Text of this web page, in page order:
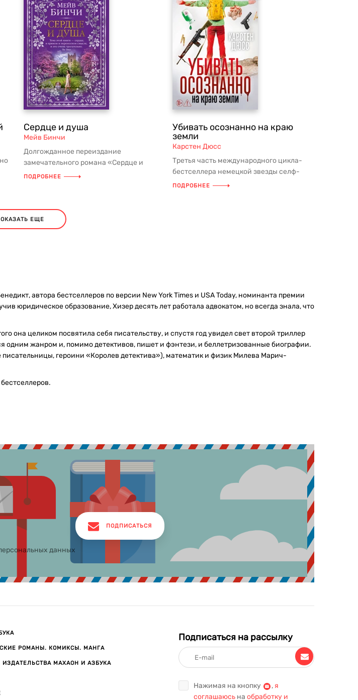
Сердце и душа
Мейв Бинчи
Долгожданное переиздание
замечательного романа «Сердце и
душа» ирландской писательницы и
ПОДРОБНЕЕ
Убивать осознанно на краю
земли
Карстен Дюсс
Третья часть международного цикла-
бестселлера немецкой звезды селф-
хелп триллеров Карстена Дюсса. Ун...
ПОДРОБНЕЕ
ЕЩЕ
автора бестселлеров по версии New York Times и USA Today, номинанта премии
юридическое образование, Хизер десять лет работала адвокатом, но всегда знала, что
целиком посвятила себя писательству, и спустя год увидел свет второй триллер
жанром и, помимо детективов, пишет и фэнтези, и беллетризованные биографии.
героини «Королев детектива»), математик и физик Милева Марич-
данных
ПОДПИСАТЬСЯ
РОМАНЫ. КОМИКСЫ. МАНГА
ИЗДАТЕЛЬСТВА МАХАОН И АЗБУКА
Подписаться на рассылку
Нажимая на кнопку , я
соглашаюсь на обработку и